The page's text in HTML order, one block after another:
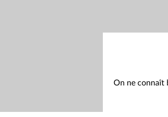
On ne connaît